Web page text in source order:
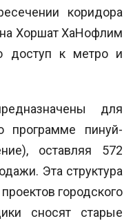
коридора
Хоршат ХаНофлим
доступ к метро и
для
программе пинуй-
оставляя 572
Эта структура
городского
сносят старые